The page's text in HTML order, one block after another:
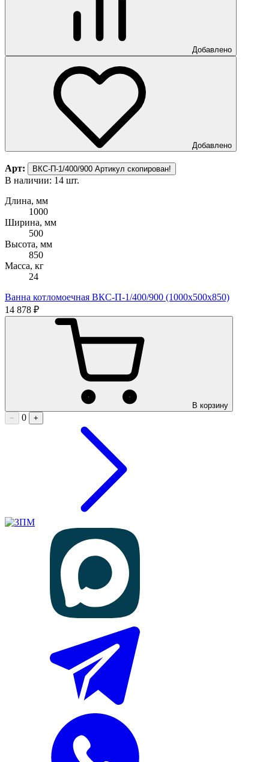
Добавлено
Добавлено
Арт: ВКС-П-1/400/900 Артикул скопирован!
В наличии: 14 шт.
Длина, мм
1000
Ширина, мм
500
Высота, мм
850
Масса, кг
24
Ванна котломоечная ВКС-П-1/400/900 (1000х500х850)
14 878 ₽
В корзину
−
0 +